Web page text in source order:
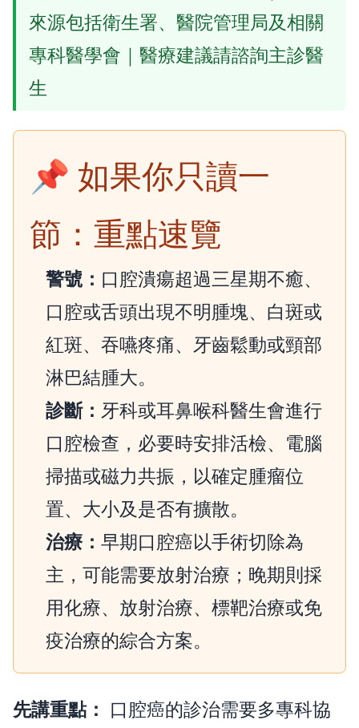
來源包括衛生署、醫院管理局及相關
專科醫學會｜醫療建議請諮詢主診醫
生
📌 如果你只讀一
節：重點速覽
警號： 口腔潰瘍超過三星期不癒、
口腔或舌頭出現不明腫塊、白斑或
紅斑、吞嚥疼痛、牙齒鬆動或頸部
淋巴結腫大。
診斷： 牙科或耳鼻喉科醫生會進行
口腔檢查，必要時安排活檢、電腦
掃描或磁力共振，以確定腫瘤位
置、大小及是否有擴散。
治療： 早期口腔癌以手術切除為
主，可能需要放射治療；晚期則採
用化療、放射治療、標靶治療或免
疫治療的綜合方案。
先講重點： 口腔癌的診治需要多專科協